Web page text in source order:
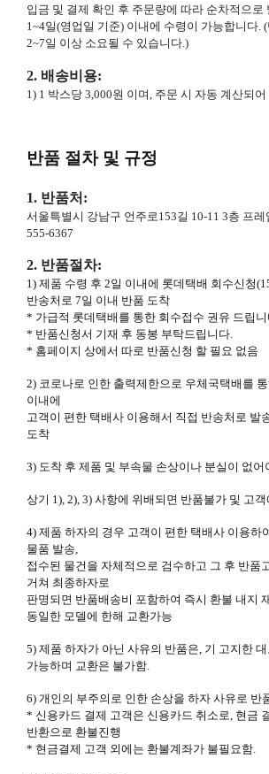
입금 및 결제 확인 후 주문량에 따라 순차적으로
1~4일(영업일 기준) 이내에 수령이 가능합니다.
2~7일 이상 소요될 수 있습니다.)
2. 배송비용:
1) 1 박스당 3,000원 이며, 주문 시 자동 계산되
반품 절차 및 규정
1. 반품처:
서울특별시 강남구 언주로153길 10-11 3층 프
555-6367
2. 반품절차:
1) 제품 수령 후 2일 이내에 롯데택배 회수신청
반송처로 7일 이내 반품 도착
* 가급적 롯데택배를 통한 회수접수 권유 드립니
* 반품신청서 기재 후 동봉 부탁드립니다.
* 홈페이지 상에서 따로 반품신청 할 필요 없음
2) 코로나로 인한 출력제한으로 우체국택배를
이내에
고객이 편한 택배사 이용해서 직접 반송처로 발
도착
3) 도착 후 제품 및 부속물 손상이나 분실이 없어
상기 1), 2), 3) 사항에 위배되면 반품불가 및 고
4) 제품 하자의 경우 고객이 편한 택배사 이용하
물품 발송,
접수된 물건을 자체적으로 검수하고 그 후 반품
거쳐 최종하자로
판명되면 반품배송비 포함하여 즉시 환불 내지
동일한 모델에 한해 교환가능
5) 제품 하자가 아닌 사유의 반품은, 기 고지한
가능하며 교환은 불가함.
6) 개인의 부주의로 인한 손상을 하자 사유로 반
* 신용카드 결제 고객은 신용카드 취소로, 현금
반환으로 환불진행
* 현금결제 고객 외에는 환불계좌가 불필요함.